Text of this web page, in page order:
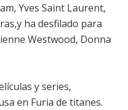
Yves Saint Laurent,
ha desfilado para
Westwood, Donna
y series,
en Furia de titanes.